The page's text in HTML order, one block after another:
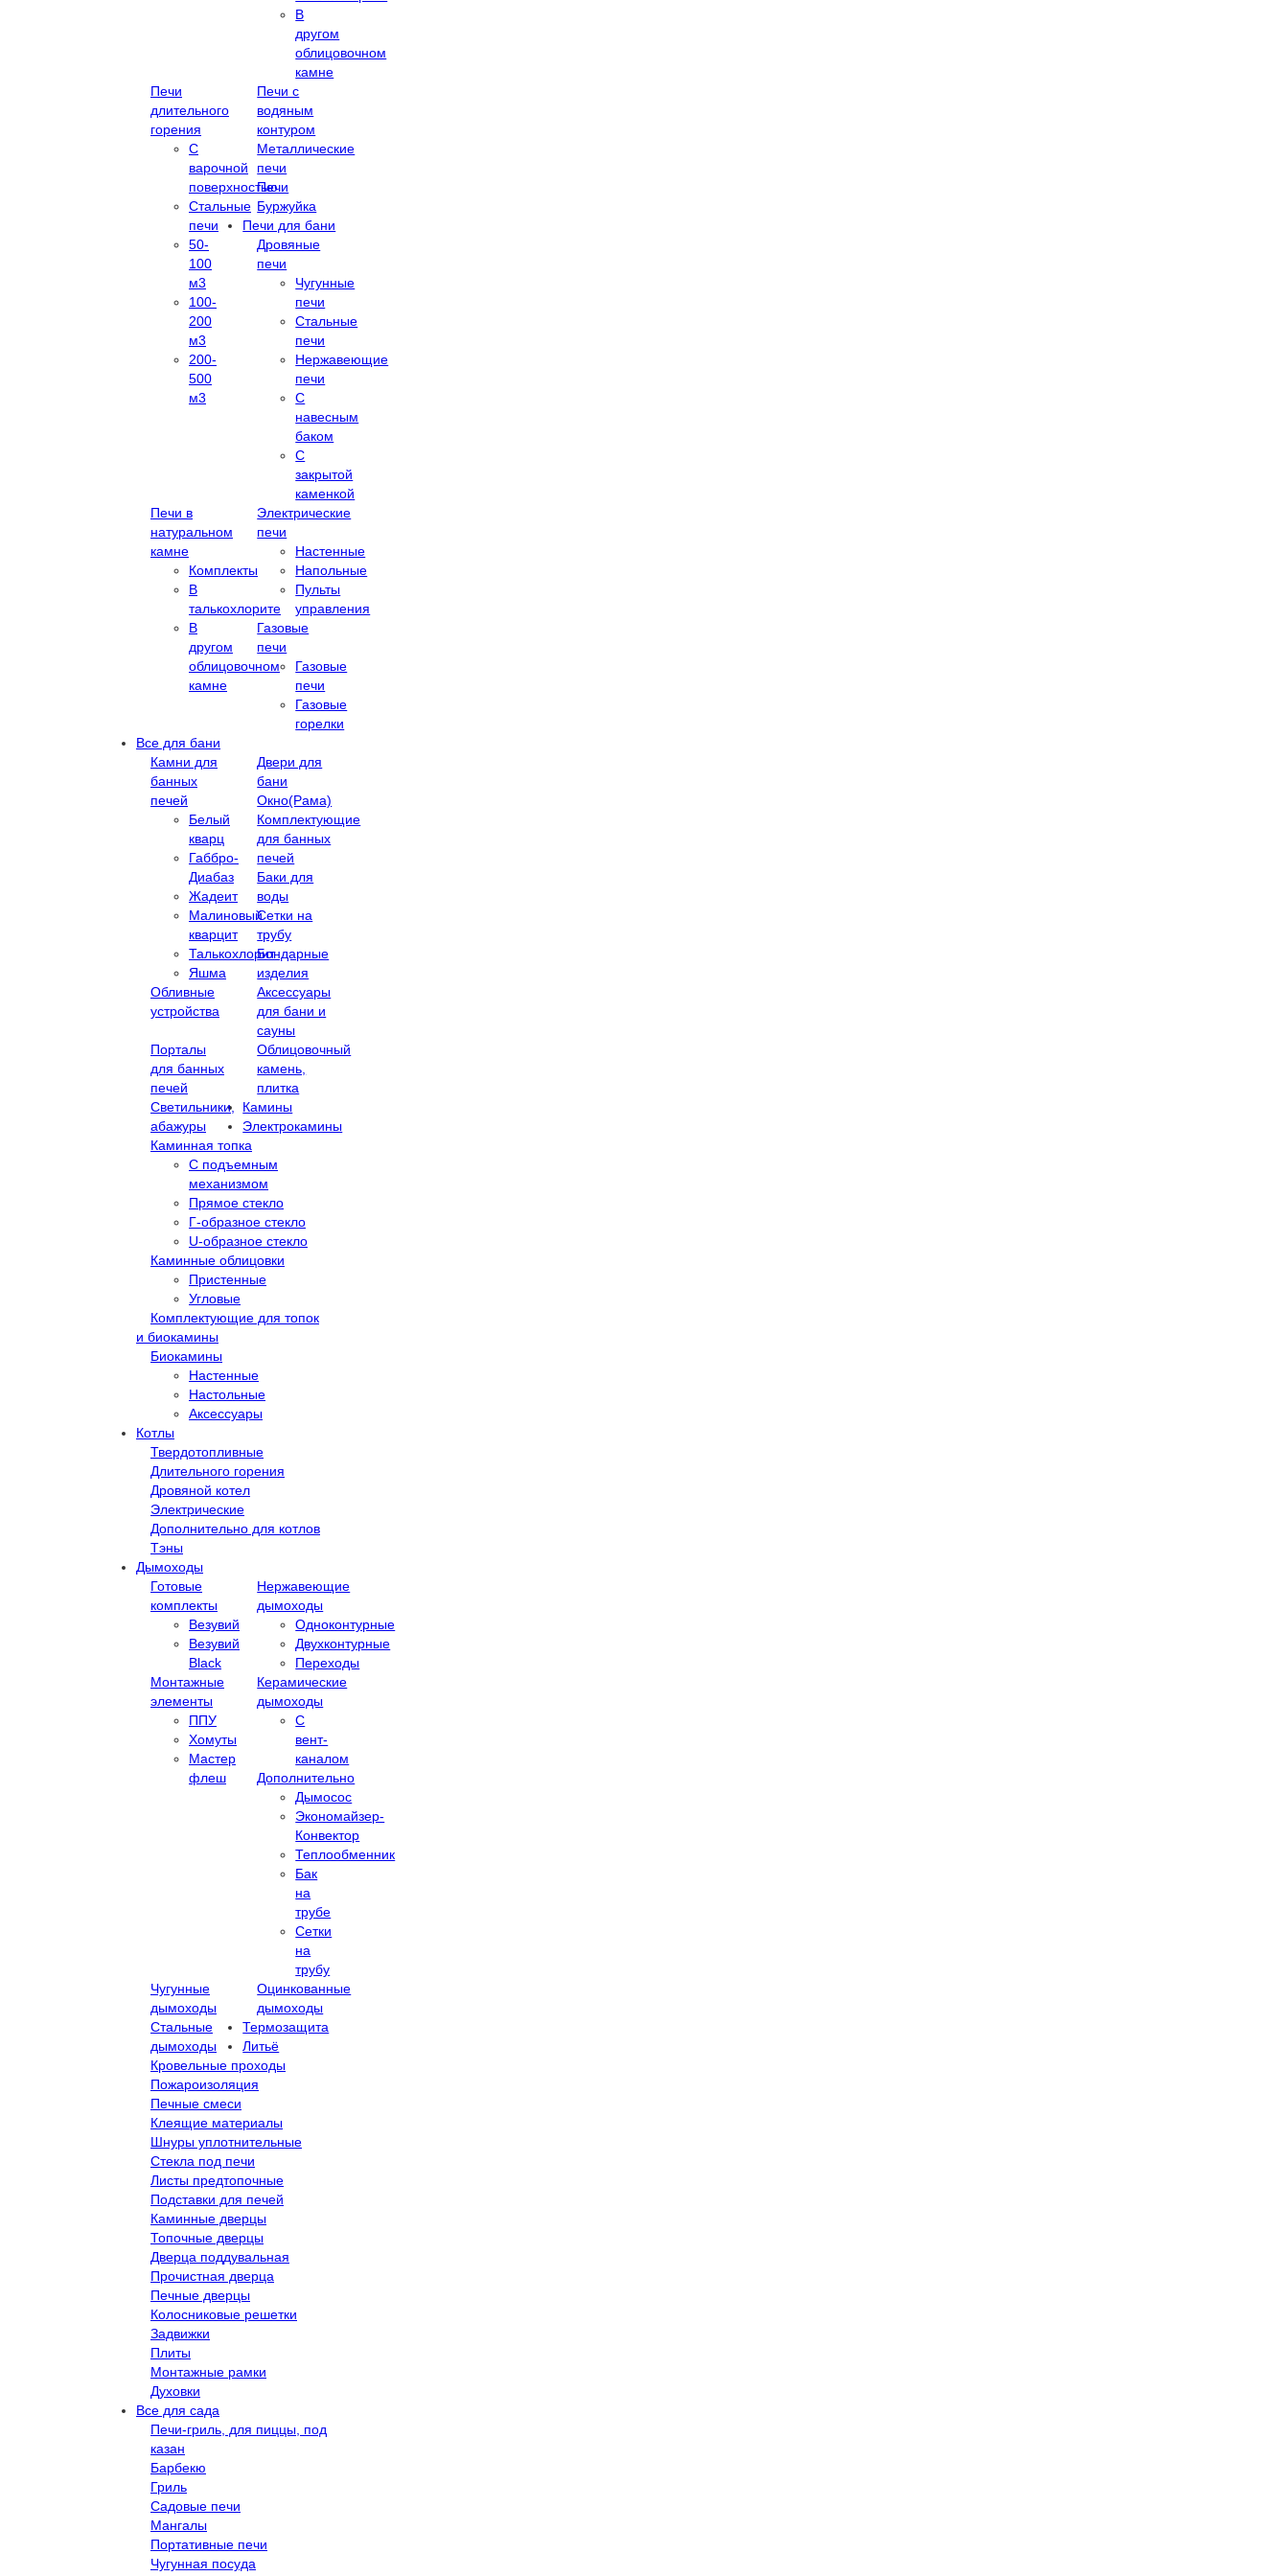
В
другом
облицовочном
камне
Печи
длительного
горения
С
варочной
поверхностью
Стальные
печи
50-
100
м3
100-
200
м3
200-
500
м3
Печи с
водяным
контуром
Металлические
печи
Печи
Буржуйка
Печи для бани
Дровяные
печи
Чугунные
печи
Стальные
печи
Нержавеющие
печи
С
навесным
баком
С
закрытой
каменкой
Печи в
натуральном
камне
Комплекты
В
талькохлорите
В
другом
облицовочном
камне
Электрические
печи
Настенные
Напольные
Пульты
управления
Газовые
печи
Газовые
печи
Газовые
горелки
Все для бани
Камни для
банных
печей
Белый
кварц
Габбро-
Диабаз
Жадеит
Малиновый
кварцит
Талькохлорит
Яшма
Двери для
бани
Окно(Рама)
Комплектующие
для банных
печей
Баки для
воды
Сетки на
трубу
Бондарные
изделия
Обливные
устройства
Аксессуары
для бани и
сауны
Порталы
для банных
печей
Облицовочный
камень,
плитка
Светильники,
абажуры
Камины
Каминная топка
С подъемным
механизмом
Прямое стекло
Г-образное стекло
U-образное стекло
Каминные облицовки
Пристенные
Угловые
Комплектующие для топок
Электрокамины
и биокамины
Биокамины
Настенные
Настольные
Аксессуары
Котлы
Твердотопливные
Длительного горения
Дровяной котел
Электрические
Дополнительно для котлов
Тэны
Дымоходы
Готовые
комплекты
Везувий
Везувий
Black
Нержавеющие
дымоходы
Одноконтурные
Двухконтурные
Переходы
Монтажные
элементы
ППУ
Хомуты
Мастер
флеш
Керамические
дымоходы
С
вент-
каналом
Дополнительно
Дымосос
Экономайзер-
Конвектор
Теплообменник
Бак
на
трубе
Сетки
на
трубу
Чугунные
дымоходы
Оцинкованные
дымоходы
Стальные
дымоходы
Термозащита
Кровельные проходы
Пожароизоляция
Печные смеси
Клеящие материалы
Шнуры уплотнительные
Стекла под печи
Листы предтопочные
Подставки для печей
Литьё
Каминные дверцы
Топочные дверцы
Дверца поддувальная
Прочистная дверца
Печные дверцы
Колосниковые решетки
Задвижки
Плиты
Монтажные рамки
Духовки
Все для сада
Печи-гриль, для пиццы, под
казан
Барбекю
Гриль
Садовые печи
Мангалы
Портативные печи
Чугунная посуда